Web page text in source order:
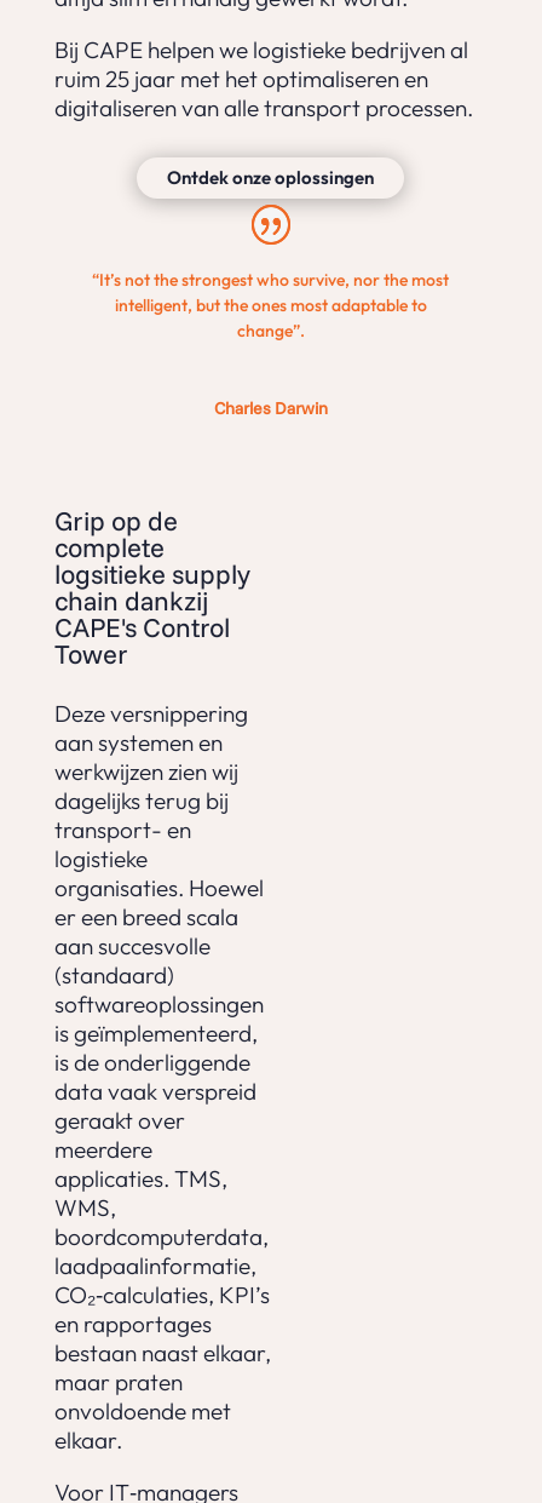
Bij CAPE helpen we logistieke bedrijven al
ruim 25 jaar met het optimaliseren en
digitaliseren van alle transport processen.
Ontdek onze oplossingen
“It’s not the strongest who survive, nor the most
intelligent, but the ones most adaptable to
change”.
Charles Darwin
Grip op de
complete
logsitieke supply
chain dankzij
CAPE's Control
Tower
Deze versnippering
aan systemen en
werkwijzen zien wij
dagelijks terug bij
transport- en
logistieke
organisaties. Hoewel
er een breed scala
aan succesvolle
(standaard)
softwareoplossingen
is geïmplementeerd,
is de onderliggende
data vaak verspreid
geraakt over
meerdere
applicaties. TMS,
WMS,
boordcomputerdata,
laadpaalinformatie,
CO₂‑calculaties, KPI’s
en rapportages
bestaan naast elkaar,
maar praten
onvoldoende met
elkaar.
Voor IT‑managers